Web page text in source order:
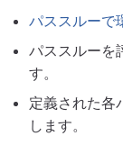
パススルーで
パススルーを
す。
定義された各
します。